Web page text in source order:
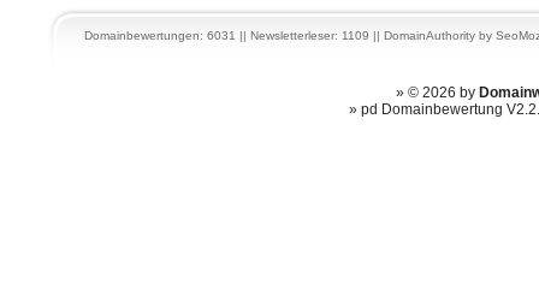
Domainbewertungen: 6031 || Newsletterleser: 1109 || DomainAuthority by
» © 2026 by
» pd Domainbewertung